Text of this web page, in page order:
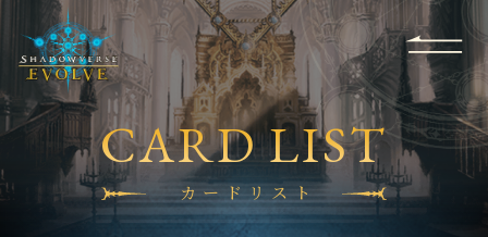
Q&A
EVENT SHOPS
FOR
BEGINNERS
APPLICATION
CONTACT
CARD LIST
カードリスト